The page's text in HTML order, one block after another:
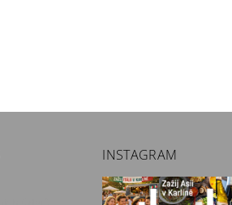
INSTAGRAM